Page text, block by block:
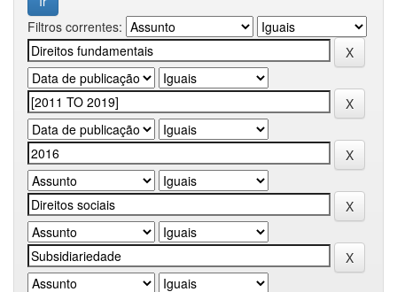
Filtros correntes: